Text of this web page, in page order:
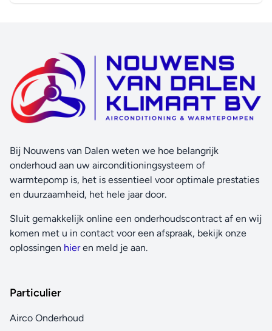
Bij Nouwens van Dalen weten we hoe belangrijk
onderhoud aan uw airconditioningsysteem of
warmtepomp is, het is essentieel voor optimale prestaties
en duurzaamheid, het hele jaar door.
Sluit gemakkelijk online een onderhoudscontract af en wij
komen met u in contact voor een afspraak, bekijk onze
oplossingen hieren meld je aan.
Particulier
Airco Onderhoud